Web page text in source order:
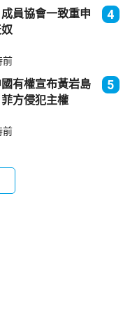
員協會一致重申
4
前
有權宣布黃岩島
方侵犯主權
5
前